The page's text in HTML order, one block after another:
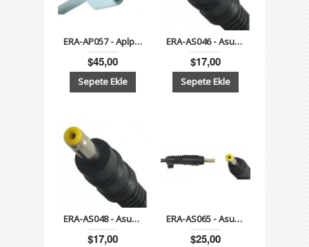
ERA-AP057 - Aplple 18.5V 4.6A 3.6A Macbook Adaptör
$45,00
ERA-AS046 - Asus 9.5V 2.5A (24W) - 1.7mm4.8mm Notebook Adaptör
$17,00
ERA-AS048 - Asus 12V 3A (36W) 1.7mm4.8mm Notebook Adaptör
$17,00
ERA-AS065 - Asus F201E 11.6" Series 19V 1.75A (33W) - 4.0mm 1.5mm-Notebook Adaptör
$25,00